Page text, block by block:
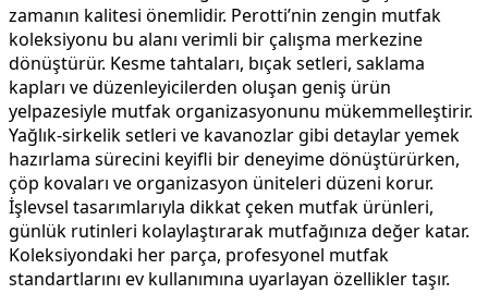
zamanın kalitesi önemlidir. Perotti’nin zengin mutfak
koleksiyonu bu alanı verimli bir çalışma merkezine
dönüştürür. Kesme tahtaları, bıçak setleri, saklama
kapları ve düzenleyicilerden oluşan geniş ürün
yelpazesiyle mutfak organizasyonunu mükemmelleştirir.
Yağlık-sirkelik setleri ve kavanozlar gibi detaylar yemek
hazırlama sürecini keyifli bir deneyime dönüştürürken,
çöp kovaları ve organizasyon üniteleri düzeni korur.
İşlevsel tasarımlarıyla dikkat çeken mutfak ürünleri,
günlük rutinleri kolaylaştırarak mutfağınıza değer katar.
Koleksiyondaki her parça, profesyonel mutfak
standartlarını ev kullanımına uyarlayan özellikler taşır.